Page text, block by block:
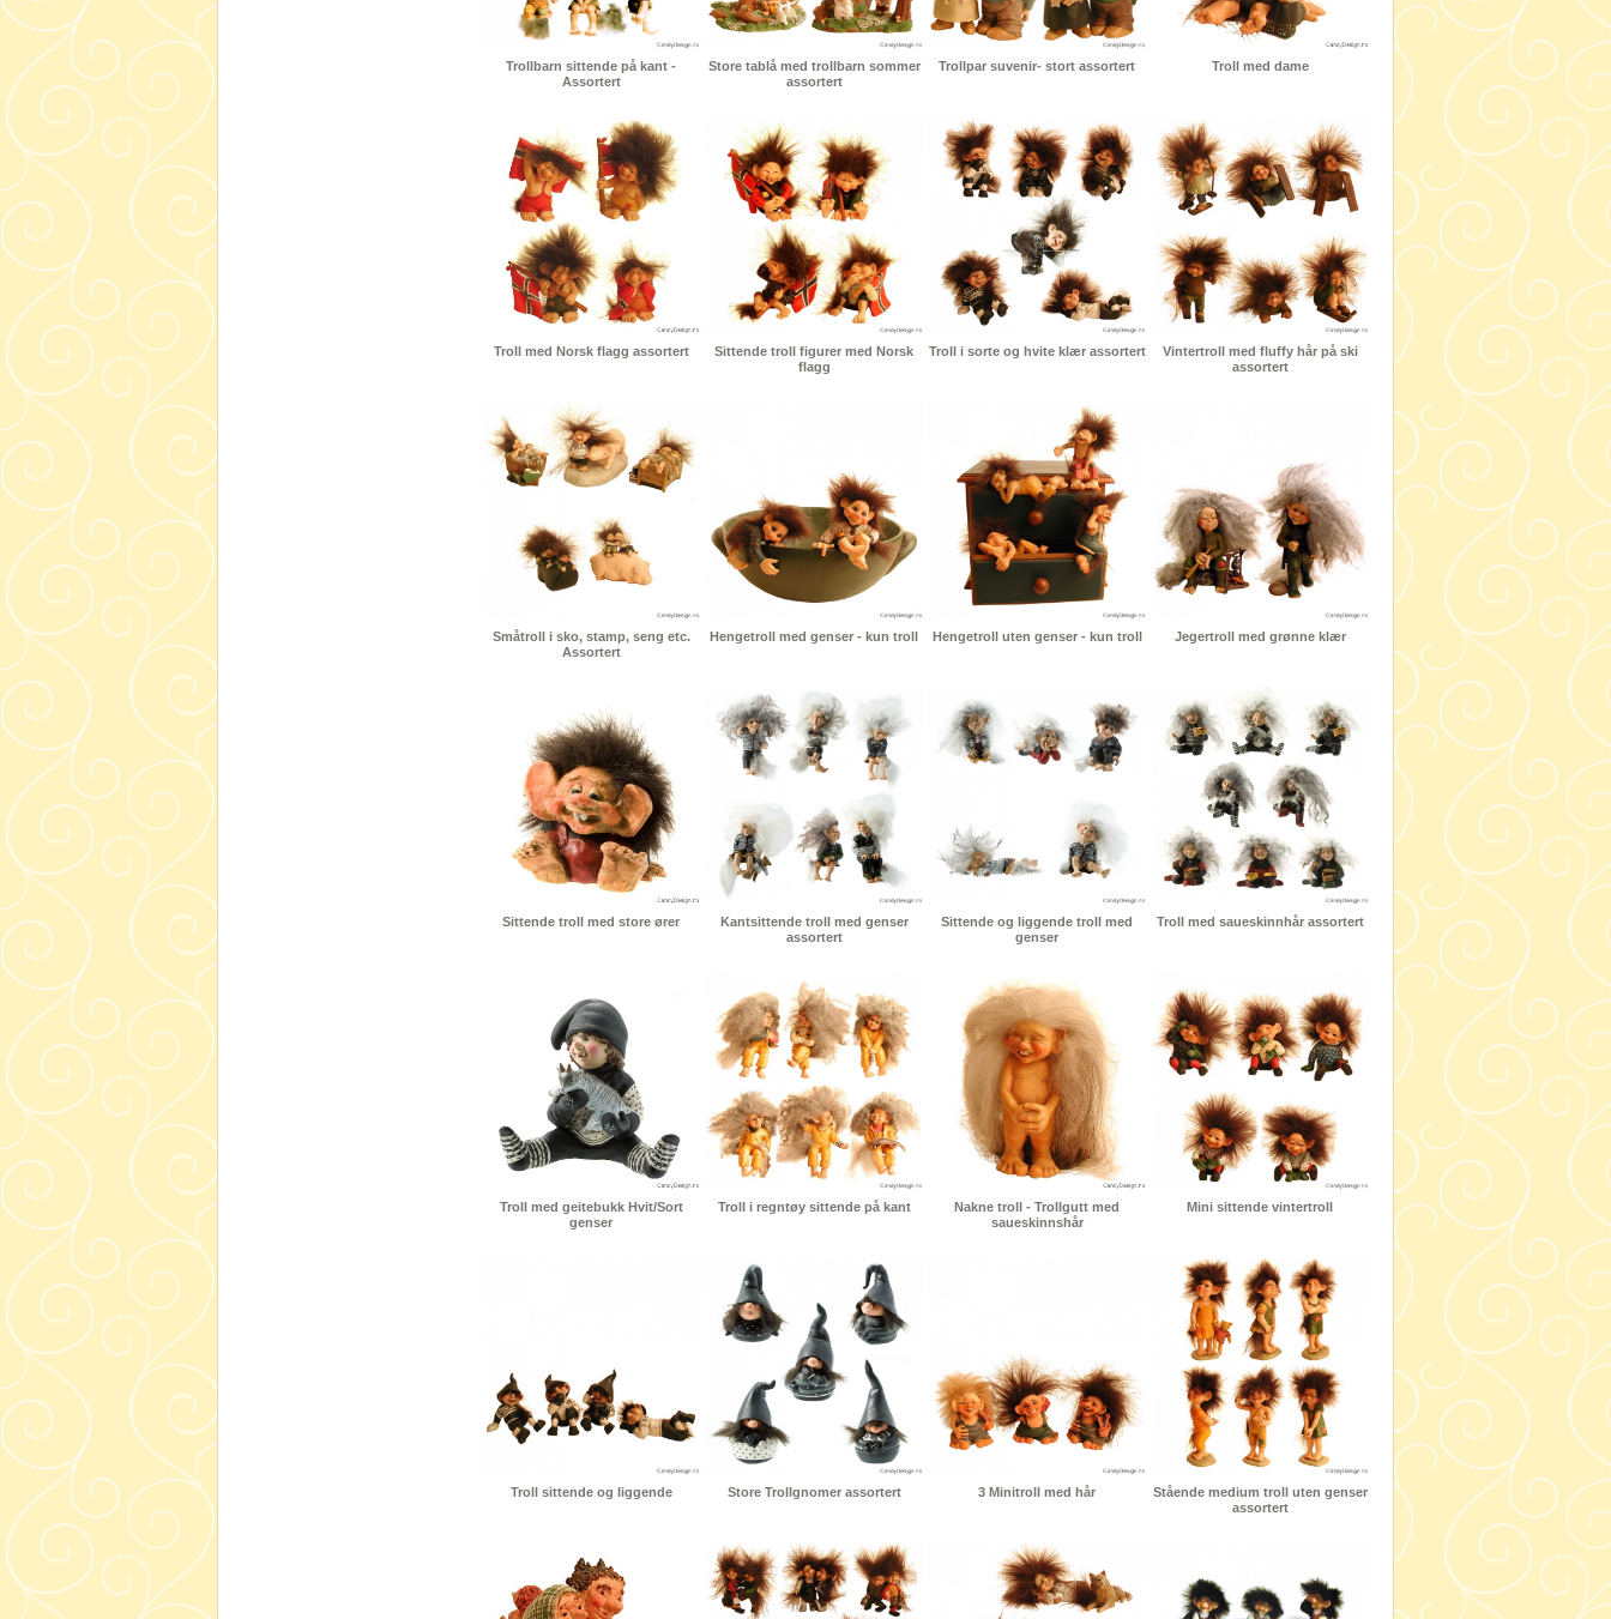
Trollbarn sittende på kant -
Assortert
Store tablå med trollbarn sommer
assortert
Trollpar suvenir- stort assortert Troll med dame
Troll med Norsk flagg assortert
Sittende troll figurer med Norsk
flagg
Troll i sorte og hvite klær assortert
Vintertroll med fluffy hår på ski
assortert
Småtroll i sko, stamp, seng etc.
Assortert
Hengetroll med genser - kun troll Hengetroll uten genser - kun troll Jegertroll med grønne klær
Sittende troll med store ører
Kantsittende troll med genser
assortert
Sittende og liggende troll med
genser
Troll med saueskinnhår assortert
Troll med geitebukk Hvit/Sort
genser
Troll i regntøy sittende på kant
Nakne troll - Trollgutt med
saueskinnshår
Mini sittende vintertroll
Troll sittende og liggende Store Trollgnomer assortert 3 Minitroll med hår
Stående medium troll uten genser
assortert